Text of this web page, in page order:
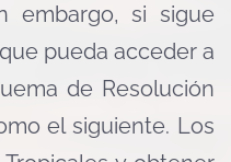
embargo, si sigue
pueda acceder a
de Resolución
el siguiente. Los